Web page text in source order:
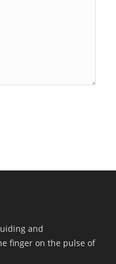
and
finger on the pulse of